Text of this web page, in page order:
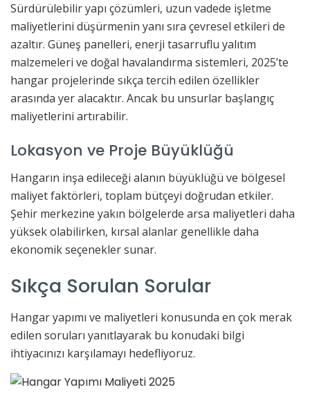
Sürdürülebilir yapı çözümleri, uzun vadede işletme
maliyetlerini düşürmenin yanı sıra çevresel etkileri de
azaltır. Güneş panelleri, enerji tasarruflu yalıtım
malzemeleri ve doğal havalandırma sistemleri, 2025’te
hangar projelerinde sıkça tercih edilen özellikler
arasında yer alacaktır. Ancak bu unsurlar başlangıç
maliyetlerini artırabilir.
Lokasyon ve Proje Büyüklüğü
Hangarın inşa edileceği alanın büyüklüğü ve bölgesel
maliyet faktörleri, toplam bütçeyi doğrudan etkiler.
Şehir merkezine yakın bölgelerde arsa maliyetleri daha
yüksek olabilirken, kırsal alanlar genellikle daha
ekonomik seçenekler sunar.
Sıkça Sorulan Sorular
Hangar yapımı ve maliyetleri konusunda en çok merak
edilen soruları yanıtlayarak bu konudaki bilgi
ihtiyacınızı karşılamayı hedefliyoruz.